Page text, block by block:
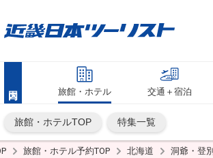
旅館・ホテル 交通＋宿泊
旅館・ホテルTOP 特集一覧
旅館・ホテル予約TOP 北海道 洞爺・登